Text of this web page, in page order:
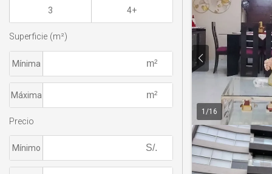
1 /16
3 4+
Superficie (m²)
Mínima
Máxima
Precio
Mínimo